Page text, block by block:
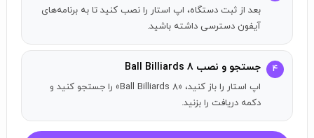
بعد از ثبت دستگاه، اپ استار را نصب کنید تا به برنامه‌های
آیفون دسترسی داشته باشید.
۴ جستجو و نصب 8 Ball Billiards
اپ استار را باز کنید، «8 Ball Billiards» را جستجو کنید و
دکمه دریافت را بزنید.